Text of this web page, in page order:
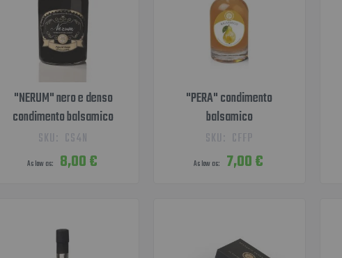
"NERUM" nero e denso
condimento balsamico
SKU: CS4N
As low as 8,00 €
"PERA" condimento
balsamico
SKU: CFFP
As low as 7,00 €